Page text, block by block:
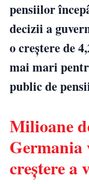
pensiilor
decizii a
o creștere de
mai mari
public de
Milioane
Germania
creștere a